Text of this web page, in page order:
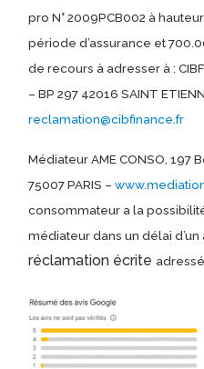
pro N° 2009PCB002 à
période d’assurance et
de recours à adresser à :
– BP 297 42016 SAINT
reclamation@cibfinance.fr
Médiateur AME CONSO, 197
75007 PARIS –
consommateur a la
médiateur dans un délai
réclamation écrite